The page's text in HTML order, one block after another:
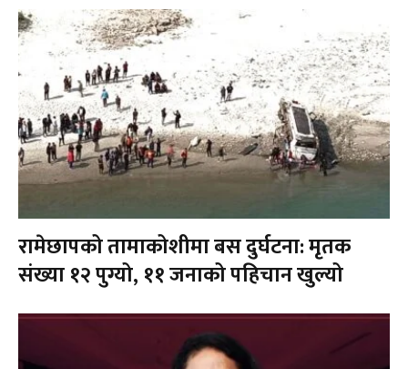
रामेछापको तामाकोशीमा बस दुर्घटना: मृतक
संख्या १२ पुग्यो, ११ जनाको पहिचान खुल्यो